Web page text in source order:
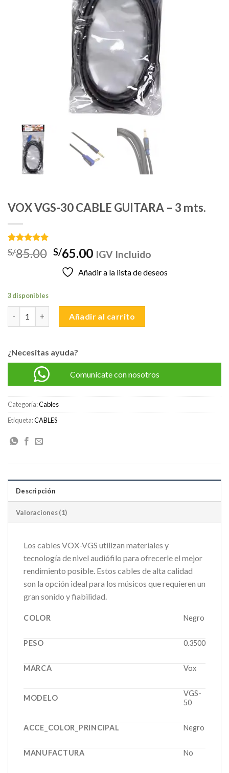
VOX VGS-30 CABLE GUITARA – 3 mts.
Valorado
con5.00
1
cliente
S/85.00 El
precio
original
S/65.00El
actual
IGV Incluido
Añadir a la lista de deseos
3 disponibles
Añadir al carrito
¿Necesitas ayuda?
Comunícate con nosotros
Categoría:Cables
Etiqueta:CABLES
Descripción
Valoraciones (1)
Los cables VOX-VGS utilizan materiales y
tecnología de nivel audiófilo para ofrecerle el mejor
rendimiento posible. Estos cables de alta calidad
son la opción ideal para los músicos que requieren un
gran sonido y fiabilidad.
COLOR Negro
PESO 0.3500
MARCA Vox
MODELO
VGS-
50
ACCE_COLOR_PRINCIPAL Negro
MANUFACTURA No